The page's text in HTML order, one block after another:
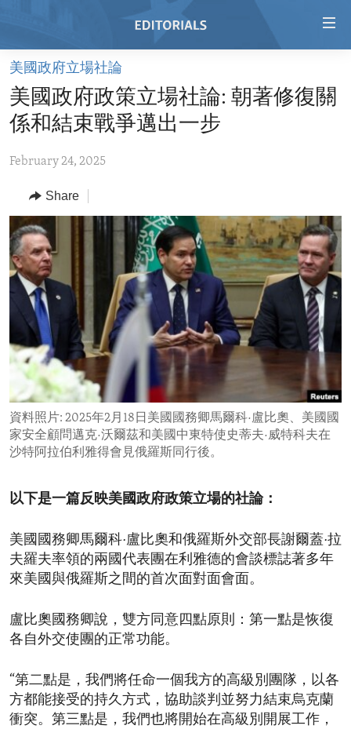
Skip
main
content
to
Navigation
Skip
to
Search
HOME
VIDEO
REGIONS
AFRICA
AMERICAS
ASIA
EUROPE
MIDDLE EAST
TOPICS
HUMAN RIGHTS
SECURITY AND DEFENSE
AID AND DEVELOPMENT
DEMOCRACY AND GOVERNANCE
ECONOMY AND TRADE
ENVIRONMENT AND HEALTH
IDEALS AND INSTITUTIONS
ARCHIVE
ABOUT US
FOLLOW US
美國政府立場社論
美國政府政策立場社論: 朝著修復關
係和結束戰爭邁出一步
February 24, 2025
Share
資料照片: 2025年2月18日美國國務卿馬爾科·盧比奧、美國國
家安全顧問邁克·沃爾茲和美國中東特使史蒂夫·威特科夫在
沙特阿拉伯利雅得會見俄羅斯同行後。
以下是一篇反映美國政府政策立場的社論：
美國國務卿馬爾科·盧比奧和俄羅斯外交部長謝爾蓋·拉
夫羅夫率領的兩國代表團在利雅德的會談標誌著多年
來美國與俄羅斯之間的首次面對面會面。
盧比奧國務卿說，雙方同意四點原則：第一點是恢復
各自外交使團的正常功能。
“第二點是，我們將任命一個我方的高級別團隊，以各
方都能接受的持久方式，協助談判並努力結束烏克蘭
衝突。第三點是，我們也將開始在高級別開展工作，